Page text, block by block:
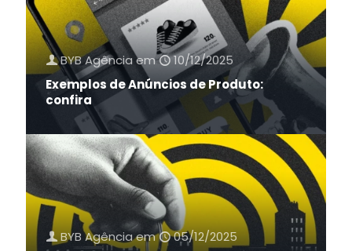
BYB Agênciaem
10/12/2025
Exemplos de Anúncios de Produto:
confira
BYB Agênciaem
05/12/2025